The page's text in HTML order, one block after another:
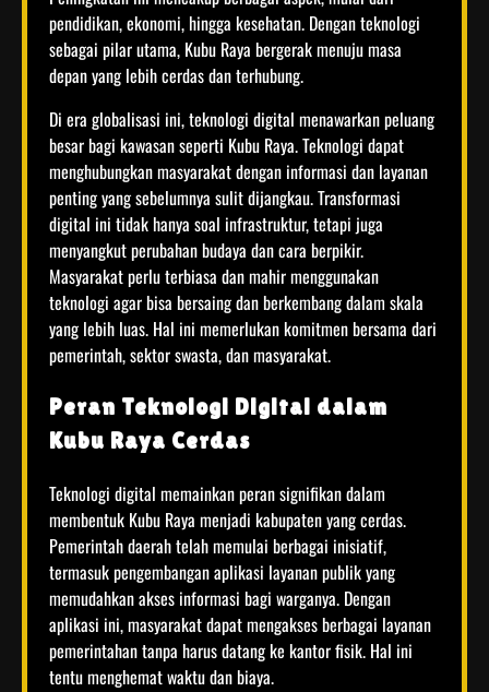
pendidikan, ekonomi, hingga kesehatan. Dengan teknologi
sebagai pilar utama, Kubu Raya bergerak menuju masa
depan yang lebih cerdas dan terhubung.
Di era globalisasi ini, teknologi digital menawarkan peluang
besar bagi kawasan seperti Kubu Raya. Teknologi dapat
menghubungkan masyarakat dengan informasi dan layanan
penting yang sebelumnya sulit dijangkau. Transformasi
digital ini tidak hanya soal infrastruktur, tetapi juga
menyangkut perubahan budaya dan cara berpikir.
Masyarakat perlu terbiasa dan mahir menggunakan
teknologi agar bisa bersaing dan berkembang dalam skala
yang lebih luas. Hal ini memerlukan komitmen bersama dari
pemerintah, sektor swasta, dan masyarakat.
Peran Teknologi Digital dalam
Kubu Raya Cerdas
Teknologi digital memainkan peran signifikan dalam
membentuk Kubu Raya menjadi kabupaten yang cerdas.
Pemerintah daerah telah memulai berbagai inisiatif,
termasuk pengembangan aplikasi layanan publik yang
memudahkan akses informasi bagi warganya. Dengan
aplikasi ini, masyarakat dapat mengakses berbagai layanan
pemerintahan tanpa harus datang ke kantor fisik. Hal ini
tentu menghemat waktu dan biaya.